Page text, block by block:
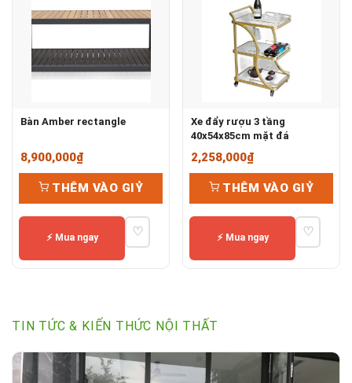
Bàn Amber rectangle
8,900,000₫
THÊM VÀO GIỶ
⚡ Mua ngay ♡
Xe đẩy rượu 3 tầng
40x54x85cm mặt đá
2,258,000₫
THÊM VÀO GIỶ
⚡ Mua ngay ♡
TIN TỨC & KIẾN THỨC NỘI THẤT